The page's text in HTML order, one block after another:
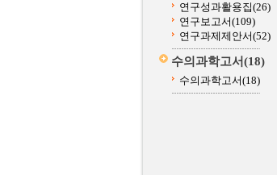
연구성과활용집(26)
연구보고서(109)
연구과제제안서(52)
수의과학고서(18)
수의과학고서(18)